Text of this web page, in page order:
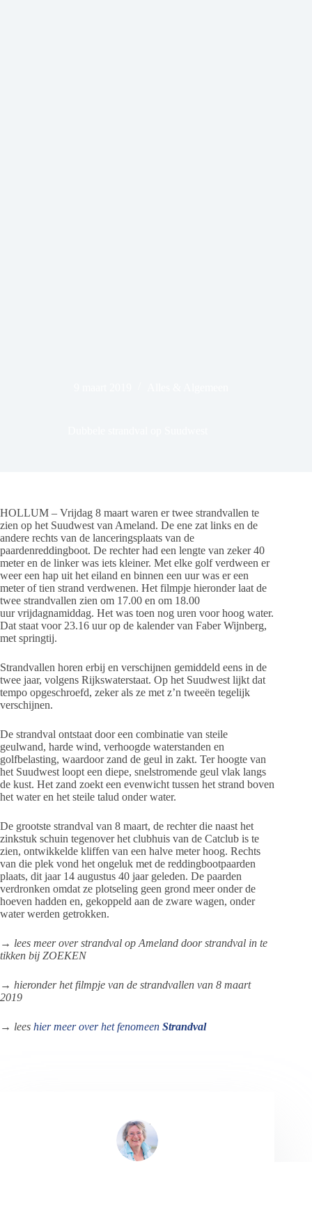
HOLLUM – Vrijdag 8 maart waren er twee strandvallen te
zien op het Suudwest van Ameland. De ene zat links en de
andere rechts van de lanceringsplaats van de
paardenreddingboot. De rechter had een lengte van zeker 40
meter en de linker was iets kleiner. Met elke golf verdween er
weer een hap uit het eiland en binnen een uur was er een
meter of tien strand verdwenen. Het filmpje hieronder laat de
twee strandvallen zien om 17.00 en om 18.00
uur vrijdagnamiddag. Het was toen nog uren voor hoog water.
Dat staat voor 23.16 uur op de kalender van Faber Wijnberg,
met springtij.
Strandvallen horen erbij en verschijnen gemiddeld eens in de
twee jaar, volgens Rijkswaterstaat. Op het Suudwest lijkt dat
tempo opgeschroefd, zeker als ze met z’n tweeën tegelijk
verschijnen.
De strandval ontstaat door een combinatie van steile
geulwand, harde wind, verhoogde waterstanden en
golfbelasting, waardoor zand de geul in zakt. Ter hoogte van
het Suudwest loopt een diepe, snelstromende geul vlak langs
de kust. Het zand zoekt een evenwicht tussen het strand boven
het water en het steile talud onder water.
De grootste strandval van 8 maart, de rechter die naast het
zinkstuk schuin tegenover het clubhuis van de Catclub is te
zien, ontwikkelde kliffen van een halve meter hoog. Rechts
van die plek vond het ongeluk met de reddingbootpaarden
plaats, dit jaar 14 augustus 40 jaar geleden. De paarden
verdronken omdat ze plotseling geen grond meer onder de
hoeven hadden en, gekoppeld aan de zware wagen, onder
water werden getrokken.
→ lees meer over strandval op Ameland door strandval in te
tikken bij ZOEKEN
→ hieronder het filmpje van de strandvallen van 8 maart
2019
→ lees hier meer over het fenomeen Strandval